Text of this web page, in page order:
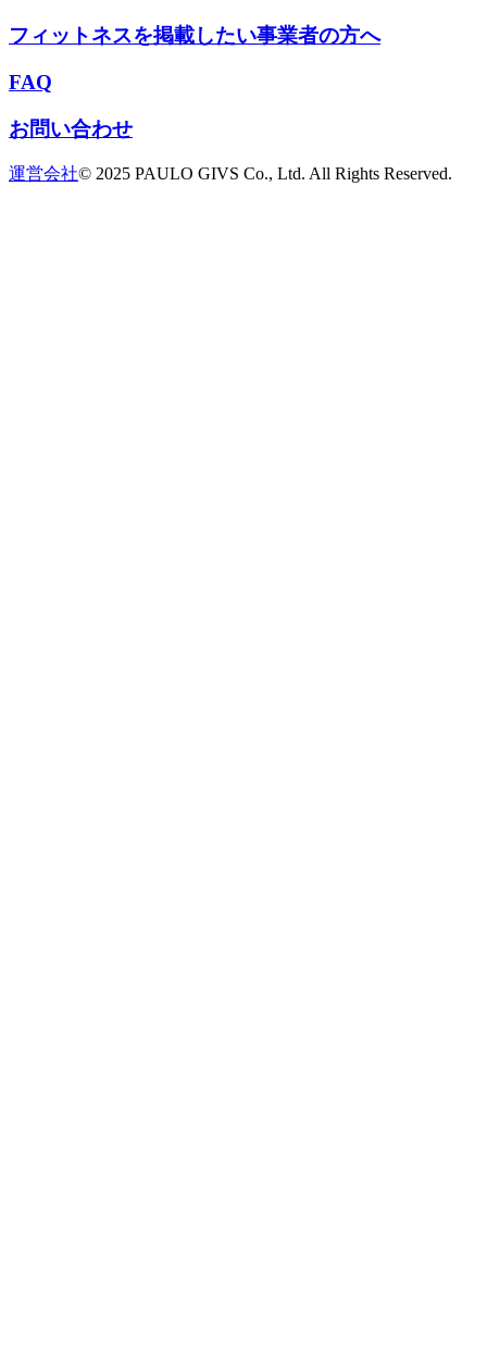
フィットネスを掲載したい事業者の方へ
FAQ
お問い合わせ
運営会社© 2025 PAULO GIVS Co., Ltd. All Rights Reserved.